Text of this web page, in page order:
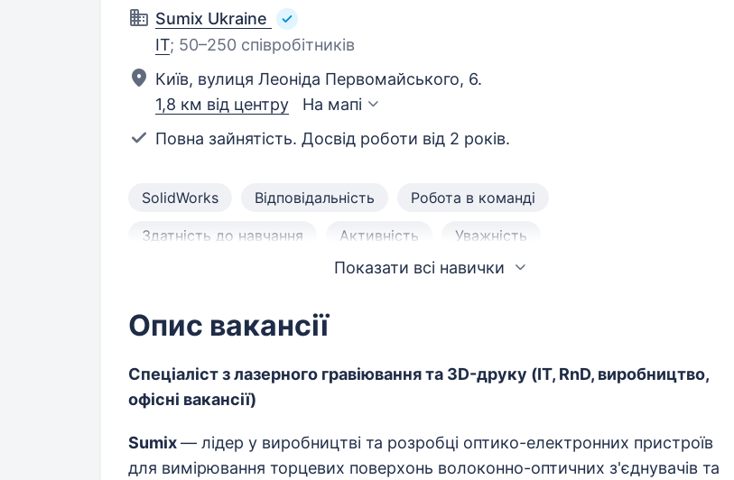
Sumix Ukraine
IT; 50–250 співробітників
Київ, вулиця Леоніда Первомайського, 6.
1,8 км від центру
На мапі
Повна зайнятість. Досвід роботи від 2 років.
SolidWorks Відповідальність Робота в команді
Здатність до навчання Активність Уважність
Акуратність Ініціативність
Додрукарська підготовка
Показати всі навички
Опис вакансії
Спеціаліст з лазерного гравіювання та 3D-друку (IT, RnD, виробництво,
офісні вакансії)
Sumix— лідер у виробництві та розробці оптико-електронних пристроїв
для вимірювання торцевих поверхонь волоконно-оптичних з'єднувачів та